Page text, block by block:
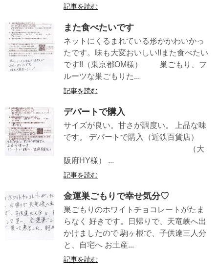
記事を読む
また食べたいです
ネットにくるまれている形がかわいかっ
たです。味も大変おいしい!!また食べたい
です!!（東京都OM様） 巣ごもり、フ
ルーツな巣ごもりた...
記事を読む
デパートで購入
サイズが良い。甘さが調度い。 上品な味
です。 デパートで購入（近鉄百貨店）
（大
阪府HY様） ...
記事を読む
金運巣ごもりで幸せ気分♡
巣ごもりのホワイトチョコレートがたま
らなく 好きです。日帰りで、天竜峡へ出
かけましたので 駒ヶ根で、子供達三人分
と、自宅へ お土産...
記事を読む